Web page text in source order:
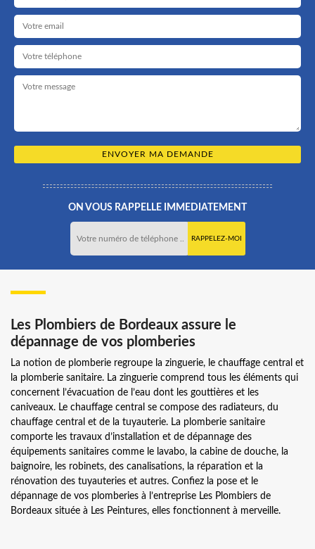
ON VOUS RAPPELLE IMMEDIATEMENT
Les Plombiers de Bordeaux assure le
dépannage de vos plomberies
La notion de plomberie regroupe la zinguerie, le chauffage central et
la plomberie sanitaire. La zinguerie comprend tous les éléments qui
concernent l’évacuation de l’eau dont les gouttières et les
caniveaux. Le chauffage central se compose des radiateurs, du
chauffage central et de la tuyauterie. La plomberie sanitaire
comporte les travaux d’installation et de dépannage des
équipements sanitaires comme le lavabo, la cabine de douche, la
baignoire, les robinets, des canalisations, la réparation et la
rénovation des tuyauteries et autres. Confiez la pose et le
dépannage de vos plomberies à l’entreprise Les Plombiers de
Bordeaux située à Les Peintures, elles fonctionnent à merveille.